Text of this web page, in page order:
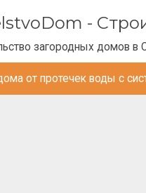
-
загородных домов в
от протечек воды с